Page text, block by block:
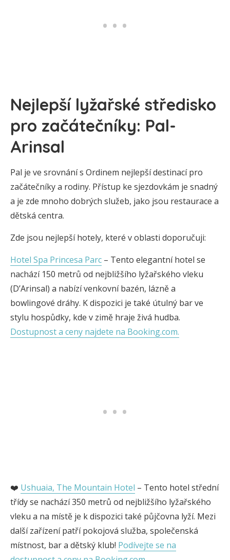
Nejlepší lyžařské středisko
pro začátečníky: Pal-
Arinsal
Pal je ve srovnání s Ordinem nejlepší destinací pro
začátečníky a rodiny. Přístup ke sjezdovkám je snadný
a je zde mnoho dobrých služeb, jako jsou restaurace a
dětská centra.
Zde jsou nejlepší hotely, které v oblasti doporučuji:
Hotel Spa Princesa Parc – Tento elegantní hotel se
nachází 150 metrů od nejbližšího lyžařského vleku
(D’Arinsal) a nabízí venkovní bazén, lázně a
bowlingové dráhy. K dispozici je také útulný bar ve
stylu hospůdky, kde v zimě hraje živá hudba.
Dostupnost a ceny najdete na Booking.com.
❤️ Ushuaia, The Mountain Hotel – Tento hotel střední
třídy se nachází 350 metrů od nejbližšího lyžařského
vleku a na místě je k dispozici také půjčovna lyží. Mezi
další zařízení patří pokojová služba, společenská
místnost, bar a dětský klub! Podívejte se na